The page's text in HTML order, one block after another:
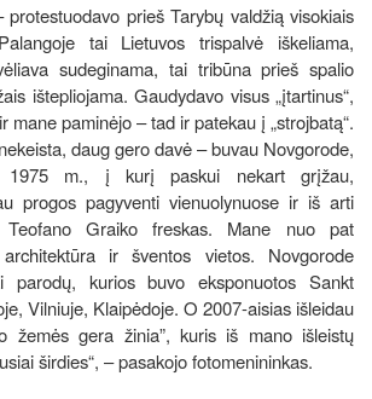
protestuodavo prieš Tarybų valdžią visokiais
tai Lietuvos trispalvė iškeliama,
sudeginama, tai tribūna prieš spalio
ištepliojama. Gaudydavo visus „įtartinus“,
mane paminėjo – tad ir patekau į „strojbatą“.
daug gero davė – buvau Novgorode,
1975 m., į kurį paskui nekart grįžau,
progos pagyventi vienuolynuose ir iš arti
Teofano Graiko freskas. Mane nuo pat
ir šventos vietos. Novgorode
parodų, kurios buvo eksponuotos Sankt
Vilniuje, Klaipėdoje. O 2007-aisias išleidau
žemės gera žinia”, kuris iš mano išleistų
širdies“, – pasakojo fotomenininkas.